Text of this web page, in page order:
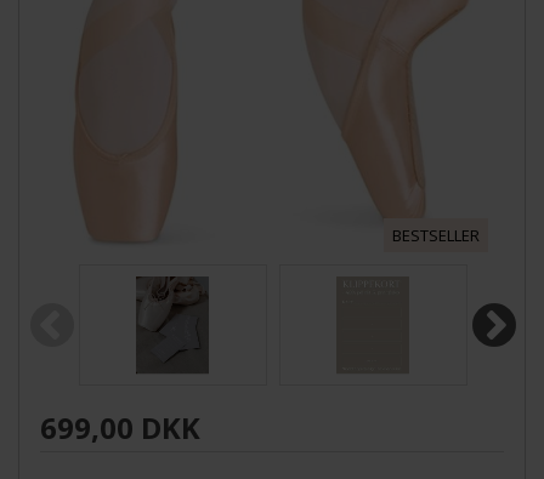
BESTSELLER
699,00 DKK